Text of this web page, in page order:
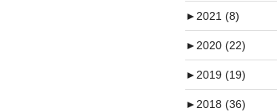
►2021 (8)
►2020 (22)
►2019 (19)
►2018 (36)